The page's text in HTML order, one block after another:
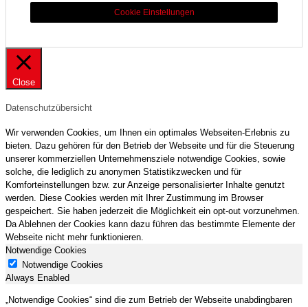
Cookie Einstellungen
Close
Datenschutzübersicht
Wir verwenden Cookies, um Ihnen ein optimales Webseiten-Erlebnis zu
bieten. Dazu gehören für den Betrieb der Webseite und für die Steuerung
unserer kommerziellen Unternehmensziele notwendige Cookies, sowie
solche, die lediglich zu anonymen Statistikzwecken und für
Komforteinstellungen bzw. zur Anzeige personalisierter Inhalte genutzt
werden. Diese Cookies werden mit Ihrer Zustimmung im Browser
gespeichert. Sie haben jederzeit die Möglichkeit ein opt-out vorzunehmen.
Da Ablehnen der Cookies kann dazu führen das bestimmte Elemente der
Webseite nicht mehr funktionieren.
Notwendige Cookies
Notwendige Cookies
Always Enabled
„Notwendige Cookies“ sind die zum Betrieb der Webseite unabdingbaren